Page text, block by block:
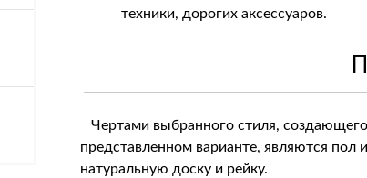
техники, дорогих аксессуаров.
Чертами выбранного стиля,
представленном варианте, являются
натуральную доску и рейку.